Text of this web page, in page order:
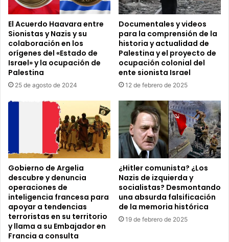
El Acuerdo Haavara entre
Sionistas y Nazis y su
colaboración en los
orígenes del «Estado de
Israel» y la ocupación de
Palestina
25 de agosto de 2024
Documentales y videos
para la comprensión de la
historia y actualidad de
Palestina y el proyecto de
ocupación colonial del
ente sionista Israel
12 de febrero de 2025
Gobierno de Argelia
descubre y denuncia
operaciones de
inteligencia francesa para
apoyar a tendencias
terroristas en su territorio
y llama a su Embajador en
Francia a consulta
¿Hitler comunista? ¿Los
Nazis de izquierda y
socialistas? Desmontando
una absurda falsificación
de la memoria histórica
19 de febrero de 2025